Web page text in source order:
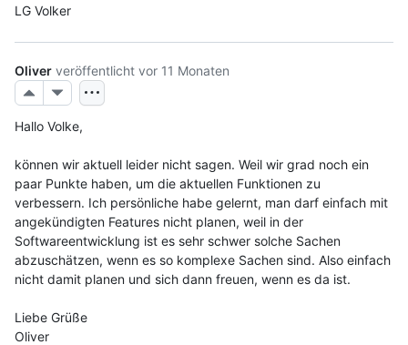
LG Volker
Oliver veröffentlicht vor 11 Monaten
Hallo Volke,
können wir aktuell leider nicht sagen. Weil wir grad noch ein
paar Punkte haben, um die aktuellen Funktionen zu
verbessern. Ich persönliche habe gelernt, man darf einfach mit
angekündigten Features nicht planen, weil in der
Softwareentwicklung ist es sehr schwer solche Sachen
abzuschätzen, wenn es so komplexe Sachen sind. Also einfach
nicht damit planen und sich dann freuen, wenn es da ist.
Liebe Grüße
Oliver